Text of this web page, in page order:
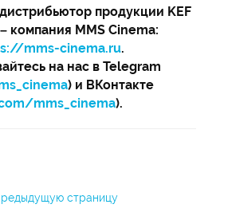
продукции KEF
компания MMS Cinema:
mms-cinema.ru.
на нас в Telegram
) и ВКонтакте
mms_cinema).
страницу